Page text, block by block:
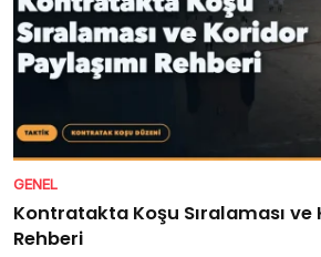
GENEL
Kontratakta Koşu Sıralaması ve
Rehberi